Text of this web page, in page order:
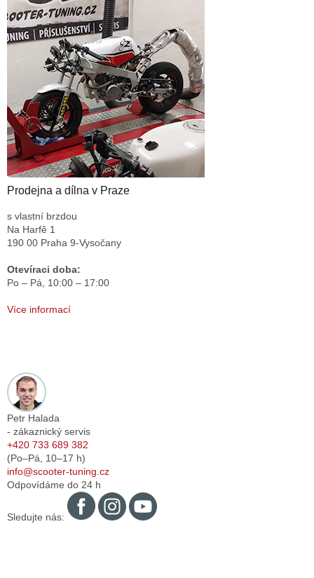
Prodejna a dílna v Praze
s vlastní brzdou
Na Harfě 1
190 00 Praha 9-Vysočany
Otevíraci doba:
Po – Pá, 10:00 – 17:00
Více informací
Petr Halada
- zákaznický servis
+420 733 689 382
(Po–Pá, 10–17 h)
info@scooter-tuning.cz
Odpovídáme do 24 h
Sledujte nás: